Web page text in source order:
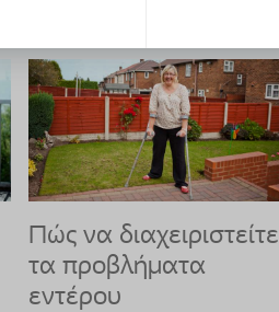
Πώς να διαχειριστείτε
τα προβλήματα
εντέρου